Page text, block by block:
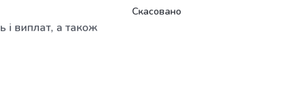
і виплат, а також
Скасовано